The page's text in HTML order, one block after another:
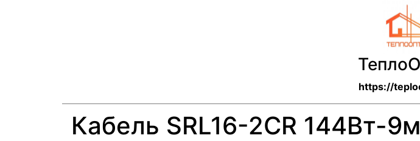
https://
Кабель SRL16-2CR 144Вт-